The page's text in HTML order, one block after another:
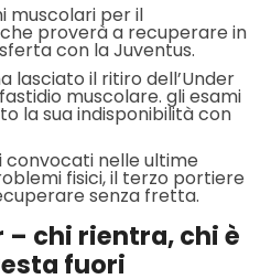
muscolari per il
proverà a recuperare in
con la Juventus.
lasciato il ritiro dell’Under
muscolare. gli esami
la sua indisponibilità con
convocati nelle ultime
fisici, il terzo portiere
senza fretta.
chi rientra, chi è
fuori